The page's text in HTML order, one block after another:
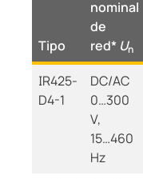
Tipo
nominal
de
red* Un
IR425-
D4-1
DC/AC
0…300
V,
15…460
Hz